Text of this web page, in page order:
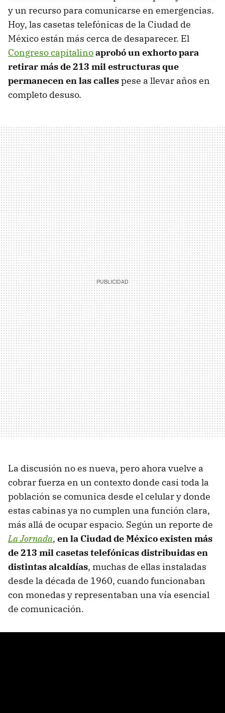
y un recurso para comunicarse en emergencias.
Hoy, las casetas telefónicas de la Ciudad de
México están más cerca de desaparecer. El
Congreso capitalinoaprobó un exhorto para
retirar más de 213 mil estructuras que
permanecen en las callespese a llevar años en
completo desuso.
La discusión no es nueva, pero ahora vuelve a
cobrar fuerza en un contexto donde casi toda la
población se comunica desde el celular y donde
estas cabinas ya no cumplen una función clara,
más allá de ocupar espacio. Según un reporte de
La Jornada, en la Ciudad de México existen más
de 213 mil casetas telefónicas distribuidas en
distintas alcaldías, muchas de ellas instaladas
desde la década de 1960, cuando funcionaban
con monedas y representaban una vía esencial
de comunicación.